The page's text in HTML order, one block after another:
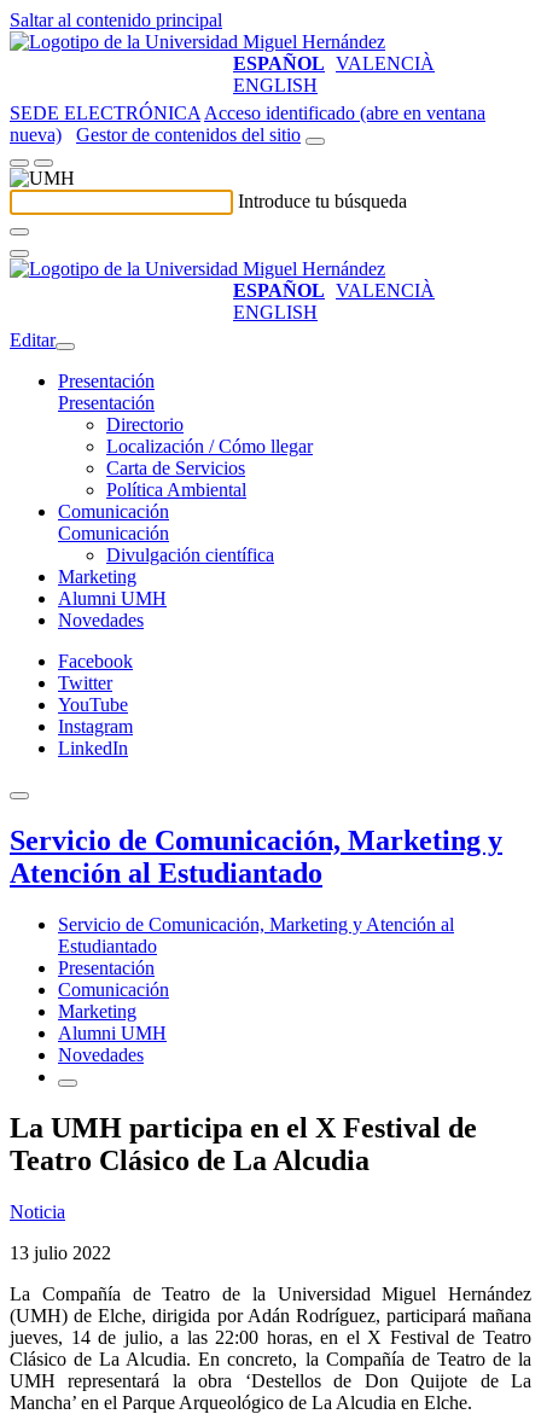
Saltar al contenido principal
ESPAÑOL VALENCIÀ
ENGLISH
SEDE ELECTRÓNICA Acceso identificado (abre en ventana
nueva)
Gestor de contenidos del sitio
Introduce tu búsqueda
ESPAÑOL VALENCIÀ
ENGLISH
Editar
Presentación
Presentación
Directorio
Localización / Cómo llegar
Carta de Servicios
Política Ambiental
Comunicación
Comunicación
Divulgación científica
Marketing
Alumni UMH
Novedades
Facebook
Twitter
YouTube
Instagram
LinkedIn
Servicio de Comunicación, Marketing y
Atención al Estudiantado
Servicio de Comunicación, Marketing y Atención al
Estudiantado
Presentación
Comunicación
Marketing
Alumni UMH
Novedades
La UMH participa en el X Festival de
Teatro Clásico de La Alcudia
Noticia
13 julio 2022
La Compañía de Teatro de la Universidad Miguel Hernández
(UMH) de Elche, dirigida por Adán Rodríguez, participará mañana
jueves, 14 de julio, a las 22:00 horas, en el X Festival de Teatro
Clásico de La Alcudia. En concreto, la Compañía de Teatro de la
UMH representará la obra ‘Destellos de Don Quijote de La
Mancha’ en el Parque Arqueológico de La Alcudia en Elche.